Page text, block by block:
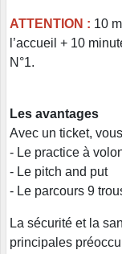
ATTENTION : 10
l’accueil + 10
N°1.
Les avantages
Avec un ticket,
- Le practice à
- Le pitch and put
- Le parcours 9
La sécurité et la
principales